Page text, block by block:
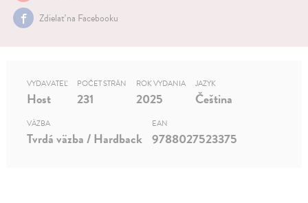
Zdielať na Facebooku
VYDAVATEĽ
Host
POČET STRÁN
231
ROK VYDANIA
2025
JAZYK
Čeština
VÄZBA
Tvrdá väzba / Hardback
EAN
9788027523375